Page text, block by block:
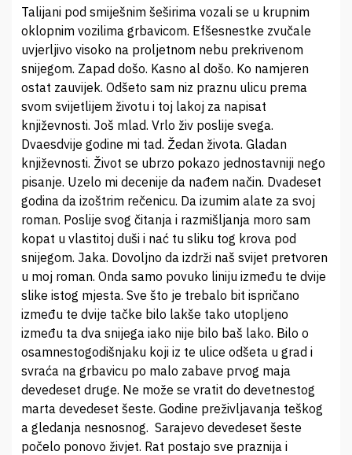
Talijani pod smiješnim šeširima vozali se u krupnim
oklopnim vozilima grbavicom. Efšesnestke zvučale
uvjerljivo visoko na proljetnom nebu prekrivenom
snijegom. Zapad došo. Kasno al došo. Ko namjeren
ostat zauvijek. Odšeto sam niz praznu ulicu prema
svom svijetlijem životu i toj lakoj za napisat
književnosti. Još mlad. Vrlo živ poslije svega.
Dvaesdvije godine mi tad. Žedan života. Gladan
književnosti. Život se ubrzo pokazo jednostavniji nego
pisanje. Uzelo mi decenije da nađem način. Dvadeset
godina da izoštrim rečenicu. Da izumim alate za svoj
roman. Poslije svog čitanja i razmišljanja moro sam
kopat u vlastitoj duši i nać tu sliku tog krova pod
snijegom. Jaka. Dovoljno da izdrži naš svijet pretvoren
u moj roman. Onda samo povuko liniju između te dvije
slike istog mjesta. Sve što je trebalo bit ispričano
između te dvije tačke bilo lakše tako utopljeno
između ta dva snijega iako nije bilo baš lako. Bilo o
osamnestogodišnjaku koji iz te ulice odšeta u grad i
svraća na grbavicu po malo zabave prvog maja
devedeset druge. Ne može se vratit do devetnestog
marta devedeset šeste. Godine preživljavanja teškog
a gledanja nesnosnog. Sarajevo devedeset šeste
počelo ponovo živjet. Rat postajo sve praznija i